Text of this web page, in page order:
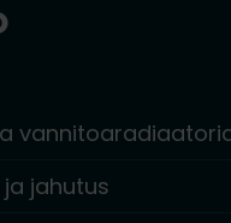
jahutus